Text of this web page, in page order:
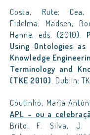
Costa, Rute; Cea,
Fidelma; Madsen,
Hanne, eds. (2010).
Using Ontologies
Knowledge
Terminology and
(TKE 2010). Dublin:
Coutinho, Maria
APL – ou a
Brito, F. Silva, J.